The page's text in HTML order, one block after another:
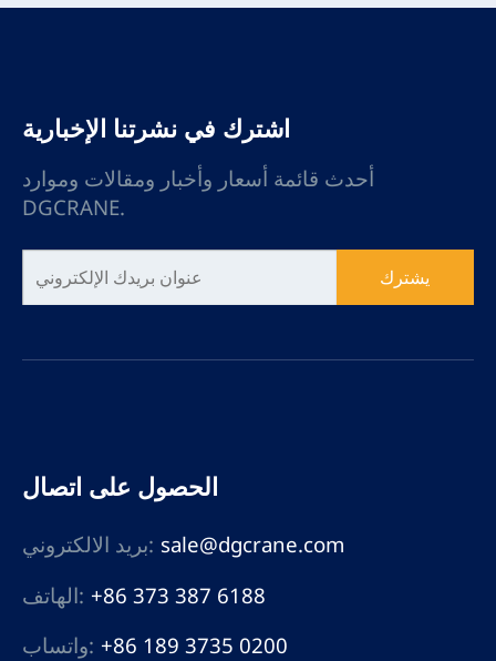
اشترك في نشرتنا الإخبارية
أحدث قائمة أسعار وأخبار ومقالات وموارد
DGCRANE.
يشترك
الحصول على اتصال
بريد الالكتروني: sale@dgcrane.com
الهاتف: +86 373 387 6188
واتساب: +86 189 3735 0200